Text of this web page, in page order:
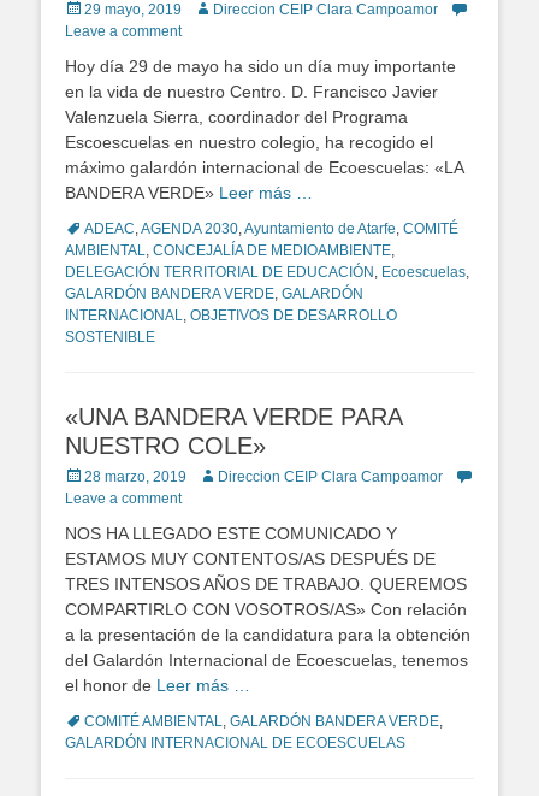
Posted
on
29 mayo, 2019 AuthorDireccion CEIP Clara Campoamor
Leave a comment
Hoy día 29 de mayo ha sido un día muy importante
en la vida de nuestro Centro. D. Francisco Javier
Valenzuela Sierra, coordinador del Programa
Escoescuelas en nuestro colegio, ha recogido el
máximo galardón internacional de Ecoescuelas: «LA
BANDERA VERDE» Leer más …
TagsADEAC,AGENDA 2030,Ayuntamiento de Atarfe, COMITÉ
AMBIENTAL, CONCEJALÍA DE MEDIOAMBIENTE,
DELEGACIÓN TERRITORIAL DE EDUCACIÓN , Ecoescuelas,
GALARDÓN BANDERA VERDE, GALARDÓN
INTERNACIONAL, OBJETIVOS DE DESARROLLO
SOSTENIBLE
«UNA BANDERA VERDE PARA
NUESTRO COLE»
Posted
on
28 marzo, 2019 AuthorDireccion CEIP Clara Campoamor
Leave a comment
NOS HA LLEGADO ESTE COMUNICADO Y
ESTAMOS MUY CONTENTOS/AS DESPUÉS DE
TRES INTENSOS AÑOS DE TRABAJO. QUEREMOS
COMPARTIRLO CON VOSOTROS/AS» Con relación
a la presentación de la candidatura para la obtención
del Galardón Internacional de Ecoescuelas, tenemos
el honor de Leer más …
TagsCOMITÉ AMBIENTAL, GALARDÓN BANDERA VERDE,
GALARDÓN INTERNACIONAL DE ECOESCUELAS